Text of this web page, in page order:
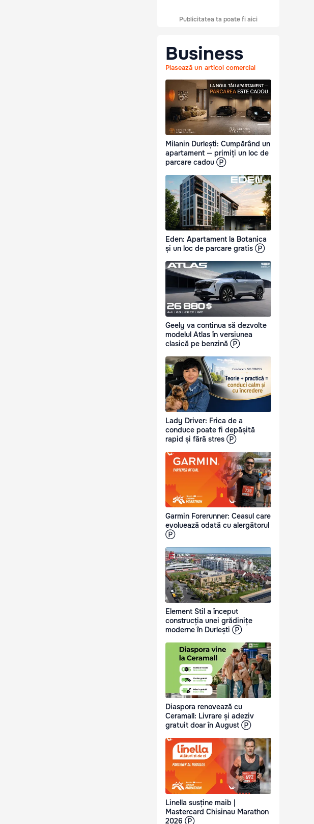
Publicitatea ta poate fi aici
Business
Plasează un articol comercial
Milanin Durlești: Cumpărând un
apartament — primiți un loc de
parcare cadou Ⓟ
Eden: Apartament la Botanica
și un loc de parcare gratis Ⓟ
Geely va continua să dezvolte
modelul Atlas în versiunea
clasică pe benzină Ⓟ
Lady Driver: Frica de a
conduce poate fi depășită
rapid și fără stres Ⓟ
Garmin Forerunner: Ceasul care
evoluează odată cu alergătorul
Ⓟ
Element Stil a început
construcția unei grădinițe
moderne în Durlești Ⓟ
Diaspora renovează cu
Ceramall: Livrare și adeziv
gratuit doar în August Ⓟ
Linella susține maib |
Mastercard Chisinau Marathon
2026 Ⓟ